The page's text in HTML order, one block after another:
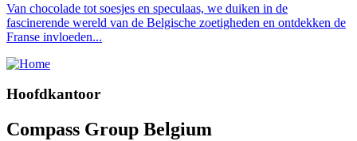
Van chocolade tot soesjes en speculaas, we duiken in de
fascinerende wereld van de Belgische zoetigheden en ontdekken de
Franse invloeden...
Hoofdkantoor
Compass Group Belgium